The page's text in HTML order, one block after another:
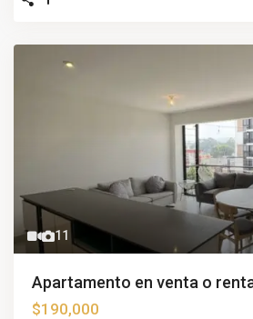
11
Apartamento en venta o
$190,000